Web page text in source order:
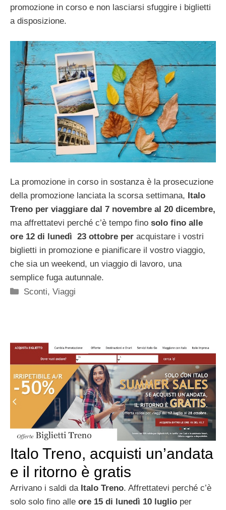
promozione in corso e non lasciarsi sfuggire i biglietti
a disposizione.
La promozione in corso in sostanza è la prosecuzione
della promozione lanciata la scorsa settimana, Italo
Treno per viaggiare dal 7 novembre al 20 dicembre,
ma affrettatevi perché c’è tempo fino solo fino alle
ore 12 di lunedì 23 ottobre per acquistare i vostri
biglietti in promozione e pianificare il vostro viaggio,
che sia un weekend, un viaggio di lavoro, una
semplice fuga autunnale.
Categorie
Sconti,Viaggi
Italo Treno, acquisti un’andata
e il ritorno è gratis
Arrivano i saldi da Italo Treno. Affrettatevi perché c’è
solo solo fino alle ore 15 di lunedì 10 luglio per